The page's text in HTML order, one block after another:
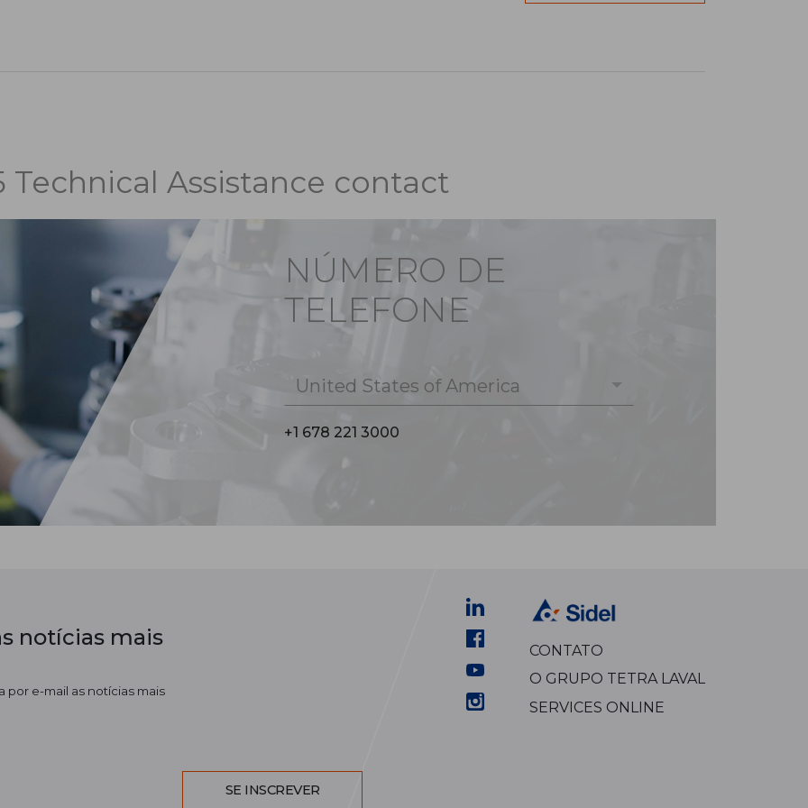
Technical Assistance contact
NÚMERO DE
TELEFONE
United States of America
+1 678 221 3000
notícias mais
por e-mail as notícias mais
SE INSCREVER
CONTATO
O GRUPO TETRA LAVAL
SERVICES ONLINE